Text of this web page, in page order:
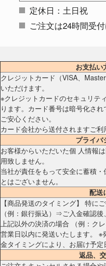
定休日：土日祝
ご注文は24時間受
お支払い
クレジットカード（VISA、
いただけます。
※クレジットカードのセキュリテ
ります。カード番号は暗号化さ
ご安心ください。
カード会社から送付されますご利
プライバ
お客様からいただいた個 人情報
用致しません。
当社が責任をもって安全に蓄積
とはございません。
配送
【商品発送のタイミング】 特に
（例：銀行振込）⇒ご入金確認後
上記以外の決済の場合 （例：ク
営業日以内に発送いたします。 ※
金タイミングにより、お届け予定
返品、